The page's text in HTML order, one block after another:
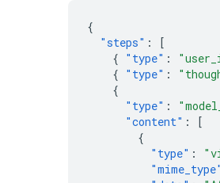
{
"steps" :
[
{ "type" :
{ "type" :
{
"type" :
"content" :
[
{
"type" :
"mime_type"